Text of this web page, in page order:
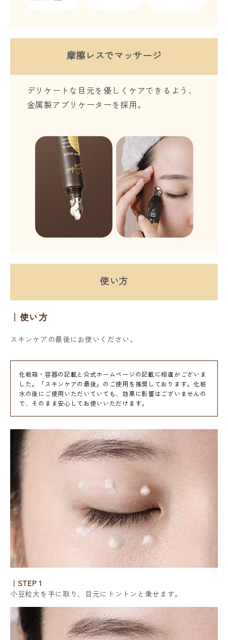
摩擦レスでマッサージ
デリケートな目元を優しくケアできるよう、
金属製アプリケーターを採用。
使い方
使い方
スキンケアの最後にお使いください。
化粧箱・容器の記載と公式ホームページの記載に相違がございま
した。「スキンケアの最後」のご使用を推奨しております。化粧
水の後にご使用いただいていても、効果に影響はございませんの
で、そのまま安心してお使いいただけます。
｜STEP 1
小豆粒大を手に取り、目元にトントンと乗せます。